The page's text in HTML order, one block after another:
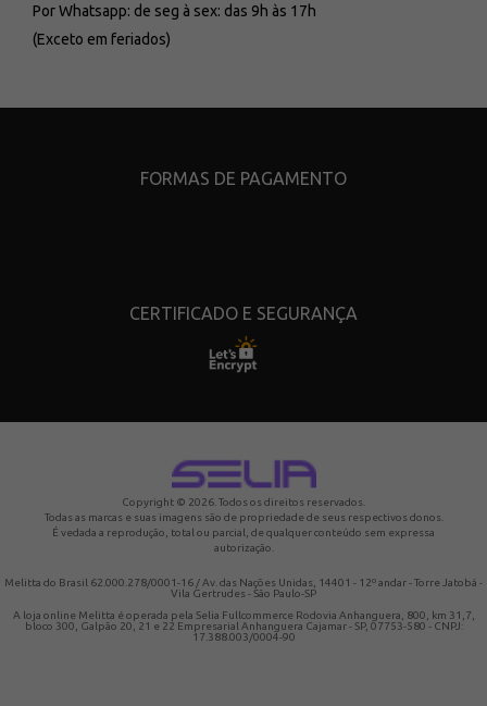
Por Whatsapp: de seg à sex: das 9h às 17h
(Exceto em feriados)
FORMAS DE PAGAMENTO
CERTIFICADO E SEGURANÇA
Copyright © 2026. Todos os direitos reservados.
Todas as marcas e suas imagens são de propriedade de seus respectivos donos.
É vedada a reprodução, total ou parcial, de qualquer conteúdo sem expressa
autorização.
Melitta do Brasil 62.000.278/0001-16 / Av. das Nações Unidas, 14401 - 12º andar - Torre Jatobá -
Vila Gertrudes - São Paulo-SP
A loja online Melitta é operada pela Selia Fullcommerce Rodovia Anhanguera, 800, km 31,7,
bloco 300, Galpão 20, 21 e 22 Empresarial Anhanguera Cajamar - SP, 07753-580 - CNPJ:
17.388.003/0004-90